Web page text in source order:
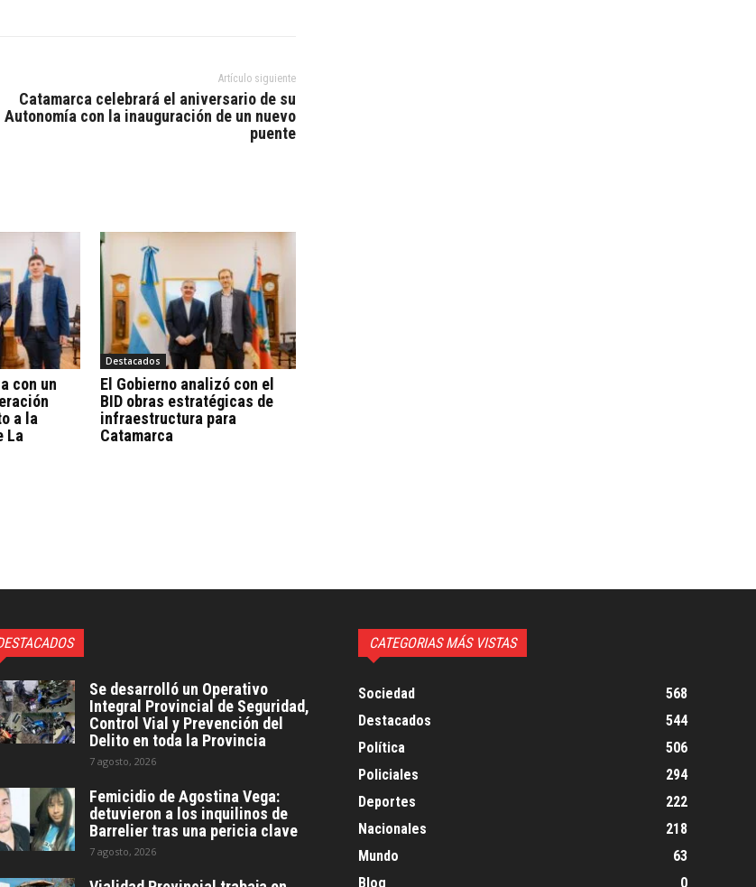
Artículo siguiente
Catamarca celebrará el aniversario de su
Autonomía con la inauguración de un nuevo
puente
con un
a la
La
Destacados
El Gobierno analizó con el
BID obras estratégicas de
infraestructura para
Catamarca
Se desarrolló un Operativo
Integral Provincial de Seguridad,
Control Vial y Prevención del
Delito en toda la Provincia
7 agosto, 2026
Femicidio de Agostina Vega:
detuvieron a los inquilinos de
Barrelier tras una pericia clave
7 agosto, 2026
CATEGORIAS MÁS VISTAS
Sociedad
568
Destacados
544
Política
506
Policiales
294
Deportes
222
Nacionales
218
Mundo
63
Blog
0